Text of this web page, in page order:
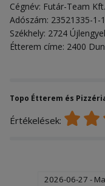
Cégnév: Futár-Team
Adószám: 23521335-1-
Székhely: 2724
Étterem címe: 2400
Topo Étterem és
Értékelések:
2026-06-27 -